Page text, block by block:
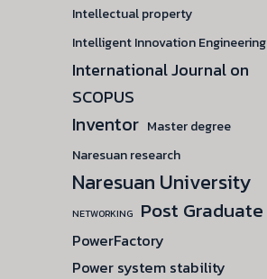
Intellectual property
Intelligent Innovation Engineering
International Journal on
SCOPUS
Inventor Master degree
Naresuan research
Naresuan University
NETWORKING Post Graduate
PowerFactory
Power system stability